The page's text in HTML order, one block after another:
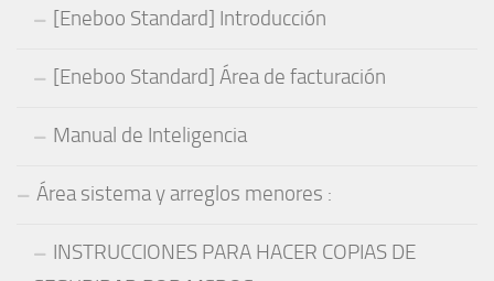
[Eneboo Standard] Introducción
[Eneboo Standard] Área de facturación
Manual de Inteligencia
Área sistema y arreglos menores :
INSTRUCCIONES PARA HACER COPIAS DE